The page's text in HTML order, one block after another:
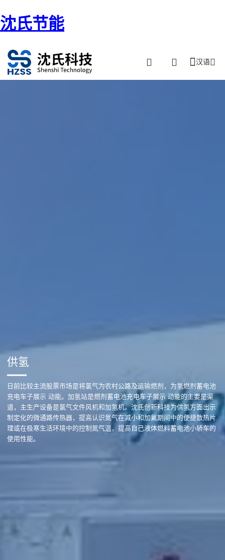
沈氏节能
汉语
供氢
日前比较主流股票市场是将氯气为农村公路及运输燃剂，为氢燃剂蓄电池
充电车子展示 动能。加氢站是燃剂蓄电池充电车子展示 动能的主要是渠
道，主生产设备是氯气文件风机和加氢机。沈氏创新科技为供氢方面出示
制定化的微通路传热器，提高认识氮气在减小和加氟期间中的便捷散热片
理或在极寒生活环境中的控制氮气温，提高自己液体燃料蓄电池小轿车的
使用性能。